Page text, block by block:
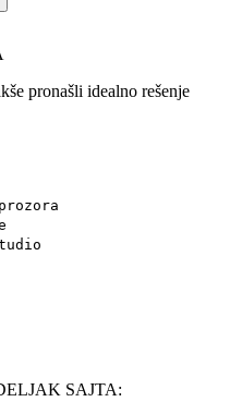
pronašli idealno rešenje
SAJTA: